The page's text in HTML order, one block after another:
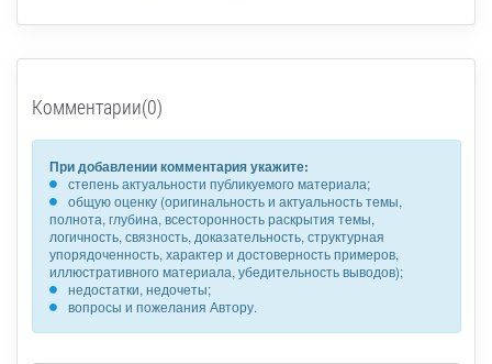
Комментарии(0)
При добавлении комментария укажите:
степень актуальности публикуемого материала;
общую оценку (оригинальность и актуальность темы,
полнота, глубина, всесторонность раскрытия темы,
логичность, связность, доказательность, структурная
упорядоченность, характер и достоверность примеров,
иллюстративного материала, убедительность выводов);
недостатки, недочеты;
вопросы и пожелания Автору.